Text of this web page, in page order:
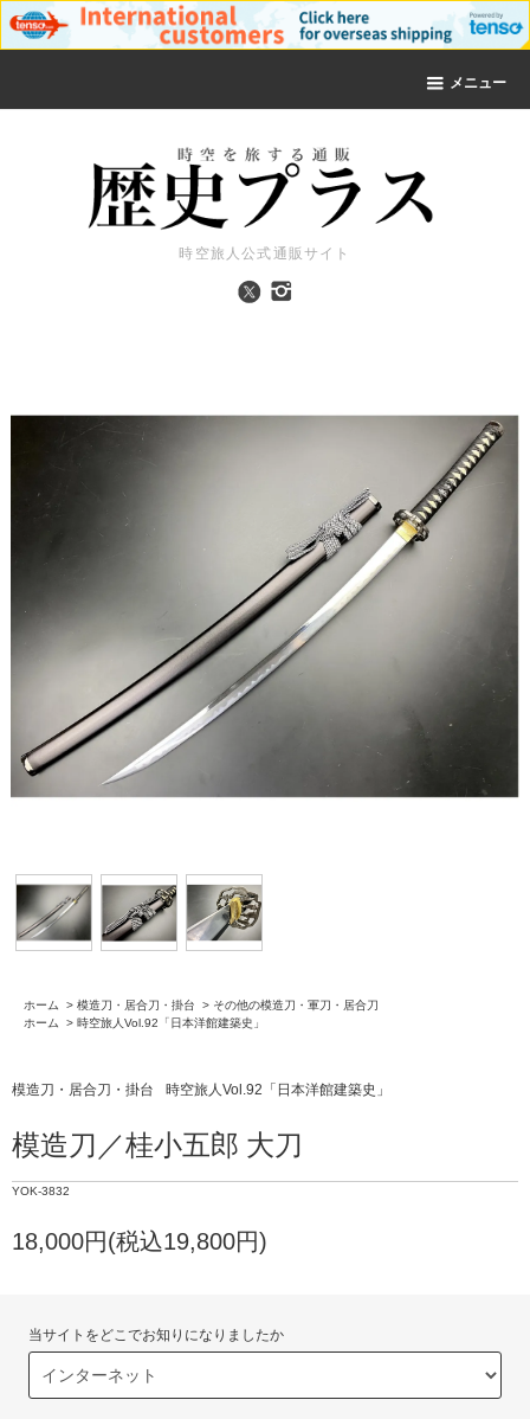
メニュー
時空旅人公式通販サイト
ホーム > 模造刀・居合刀・掛台 > その他の模造刀・軍刀・居合刀
ホーム
> 時空旅人Vol.92「日本洋館建築史」
模造刀・居合刀・掛台 時空旅人Vol.92「日本洋館建築史」
模造刀／桂小五郎 大刀
YOK-3832
18,000円(税込19,800円)
当サイトをどこでお知りになりましたか